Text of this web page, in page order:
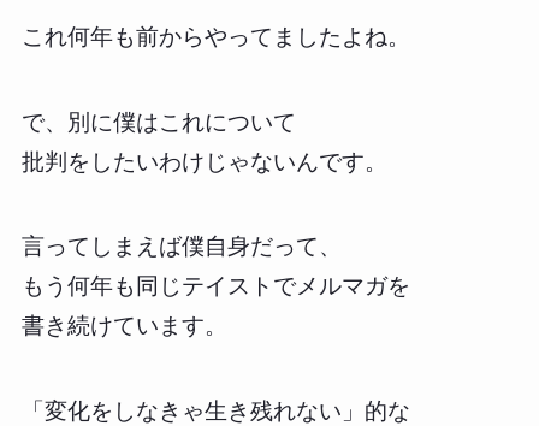
これ何年も前からやってましたよね。
で、別に僕はこれについて
批判をしたいわけじゃないんです。
言ってしまえば僕自身だって、
もう何年も同じテイストでメルマガを
書き続けています。
「変化をしなきゃ生き残れない」的な